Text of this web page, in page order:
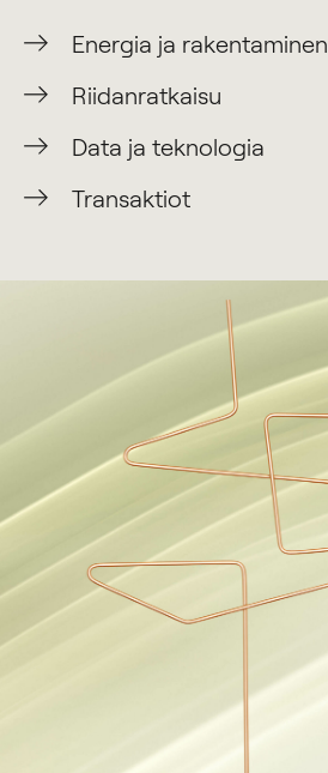
Energia ja rakentaminen
Riidanratkaisu
Data ja teknologia
Transaktiot